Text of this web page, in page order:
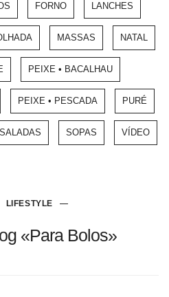
FORNO LANCHES
MASSAS NATAL
PEIXE • BACALHAU
PEIXE • PESCADA PURÉ
SALADAS SOPAS VÍDEO
LIFESTYLE
«Para Bolos»